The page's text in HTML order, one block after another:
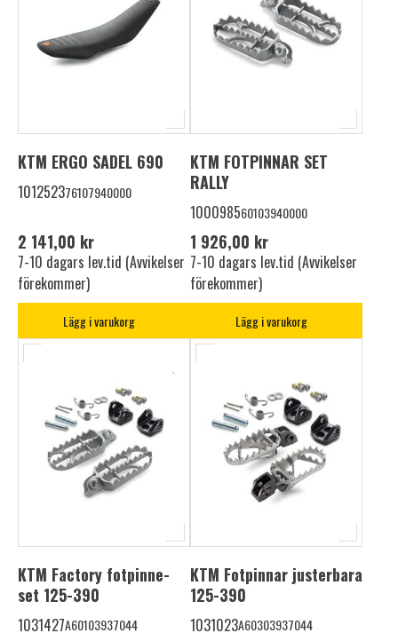
KTM ERGO SADEL 690
101252376107940000
2 141,00 kr
7-10 dagars lev.tid (Avvikelser
förekommer)
Lägg i varukorg
KTM FOTPINNAR SET
RALLY
100098560103940000
1 926,00 kr
7-10 dagars lev.tid (Avvikelser
förekommer)
Lägg i varukorg
KTM Factory fotpinne-
set 125-390
1031427A60103937044
KTM Fotpinnar justerbara
125-390
1031023A60303937044